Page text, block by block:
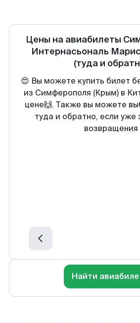
Цены на авиабилеты
Интернасьональ
(туда и
😍 Вы можете купить билет
из Симферополя (Крым) в
цене🙌. Также вы можете
туда и обратно, если уже
возвращения
Найти